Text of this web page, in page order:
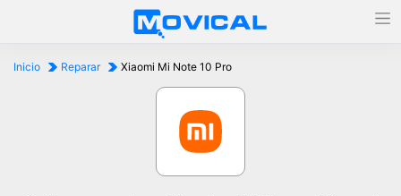
Inicio Reparar Xiaomi Mi Note 10 Pro